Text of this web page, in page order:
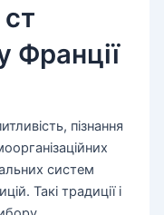
Франції
пізнання
систем
Такі традиції і